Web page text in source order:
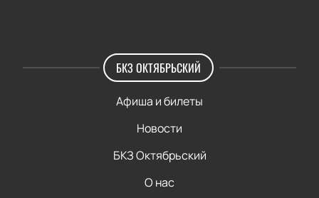
БКЗ ОКТЯБРЬСКИЙ
Афиша и билеты
Новости
БКЗ Октябрьский
О нас